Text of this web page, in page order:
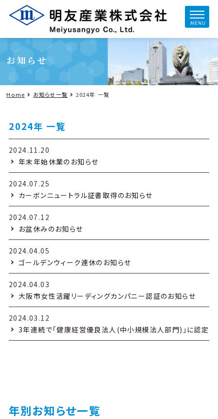
MENU
お知らせ
Home お知らせ一覧 2024年 一覧
2024年 一覧
2024.11.20
年末年始休業のお知らせ
2024.07.25
カーボンニュートラル証書取得のお知らせ
2024.07.12
お盆休みのお知らせ
2024.04.05
ゴールデンウィーク連休のお知らせ
2024.04.03
大阪市女性活躍リーディングカンパニー認証のお知らせ
2024.03.12
3年連続で「健康経営優良法人(中小規模法人部門)」に認定
年別お知らせ一覧